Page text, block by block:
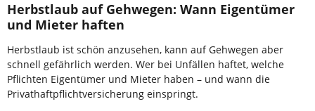
Herbstlaub auf Gehwegen: Wann Eigentümer
und Mieter haften
Herbstlaub ist schön anzusehen, kann auf Gehwegen aber
schnell gefährlich werden. Wer bei Unfällen haftet, welche
Pflichten Eigentümer und Mieter haben – und wann die
Privathaftpflichtversicherung einspringt.